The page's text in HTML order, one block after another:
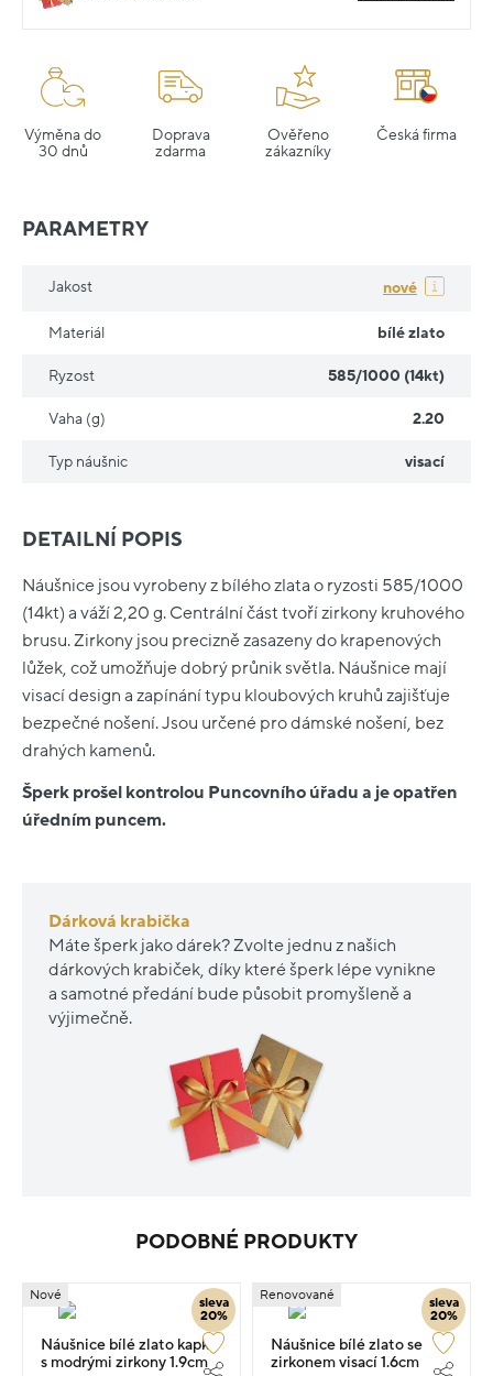
Výměna do
30 dnů
Doprava
zdarma
Ověřeno
zákazníky
Česká firma
DETAILNÍ POPIS
Náušnice jsou vyrobeny z bílého zlata o ryzosti 585/1000
(14kt) a váží 2,20 g. Centrální část tvoří zirkony kruhového
brusu. Zirkony jsou precizně zasazeny do krapenových
lůžek, což umožňuje dobrý průnik světla. Náušnice mají
visací design a zapínání typu kloubových kruhů zajišťuje
bezpečné nošení. Jsou určené pro dámské nošení, bez
drahých kamenů.
Šperk prošel kontrolou Puncovního úřadu a je opatřen
úředním puncem.
Dárková krabička
Máte šperk jako dárek? Zvolte jednu z našich
dárkových krabiček, díky které šperk lépe vynikne
a samotné předání bude působit promyšleně a
výjimečně.
PARAMETRY
Jakost nové
Materiál bílé zlato
Ryzost 585/1000 (14kt)
Vaha (g) 2.20
Typ náušnic visací
PODOBNÉ PRODUKTY
sleva
20%
Nové
Náušnice bílé zlato kapka
s modrými zirkony 1.9cm
sleva
20%
Renovované
Náušnice bílé zlato se
zirkonem visací 1.6cm